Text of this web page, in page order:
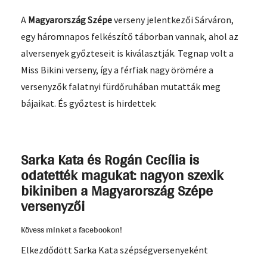
A Magyarország Szépeverseny jelentkezői Sárváron,
egy háromnapos felkészítő táborban vannak, ahol az
alversenyek győzteseit is kiválasztják. Tegnap volt a
Miss Bikini verseny, így a férfiak nagy örömére a
versenyzők falatnyi fürdőruhában mutatták meg
bájaikat. És győztest is hirdettek:
Sarka Kata és Rogán Cecília is
odatették magukat: nagyon szexik
bikiniben a Magyarország Szépe
versenyzői
Kövess minket a facebookon!
Elkezdődött Sarka Kata szépségversenyeként